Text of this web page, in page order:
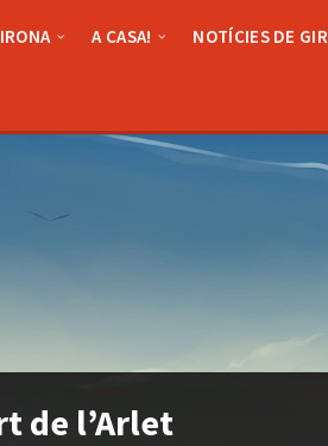
A CASA! NOTÍCIES DE
de l’Arlet